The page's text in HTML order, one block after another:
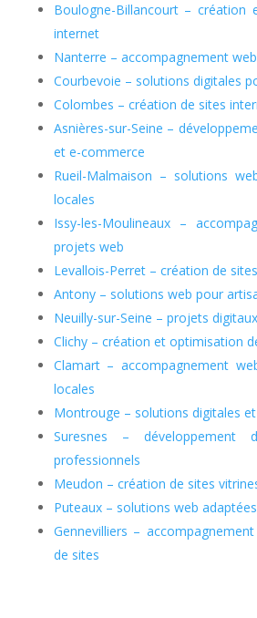
Boulogne-Billancourt – création
internet
Nanterre – accompagnement
Courbevoie – solutions digitales
Colombes – création de sites
Asnières-sur-Seine – d
et e-commerce
Rueil-Malmaison – solutions
locales
Issy-les-Moulineaux –
projets web
Levallois-Perret – création de
Antony – solutions web pour
Neuilly-sur-Seine – projets
Clichy – création et optimisation
Clamart – accompagnement
locales
Montrouge – solutions digitales
Suresnes – développement
professionnels
Meudon – création de sites
Puteaux – solutions web adapt
Gennevilliers –
de sites